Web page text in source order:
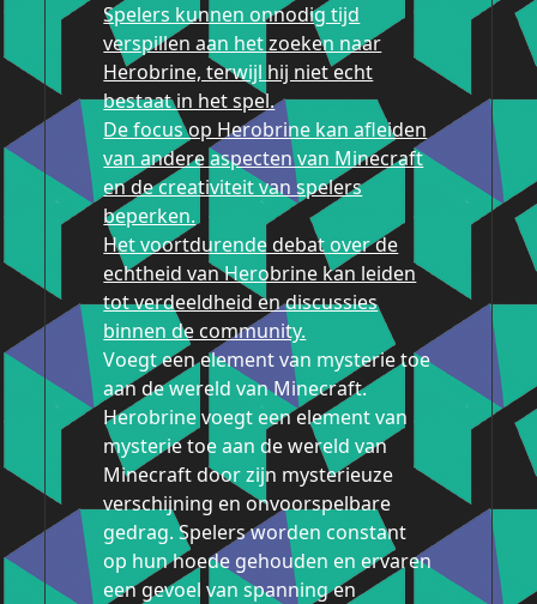
Spelers kunnen onnodig tijd
verspillen aan het zoeken naar
Herobrine, terwijl hij niet echt
bestaat in het spel.
De focus op Herobrine kan afleiden
van andere aspecten van Minecraft
en de creativiteit van spelers
beperken.
Het voortdurende debat over de
echtheid van Herobrine kan leiden
tot verdeeldheid en discussies
binnen de community.
Voegt een element van mysterie toe
aan de wereld van Minecraft.
Herobrine voegt een element van
mysterie toe aan de wereld van
Minecraft door zijn mysterieuze
verschijning en onvoorspelbare
gedrag. Spelers worden constant
op hun hoede gehouden en ervaren
een gevoel van spanning en